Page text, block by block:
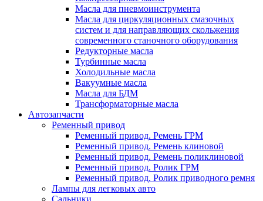
Масла для пневмоинструмента
Масла для циркуляционных смазочных
систем и для направляющих скольжения
современного станочного оборудования
Редукторные масла
Турбинные масла
Холодильные масла
Вакуумные масла
Масла для БДМ
Трансформаторные масла
Автозапчасти
Ременный привод
Ременный привод. Ремень ГРМ
Ременный привод. Ремень клиновой
Ременный привод. Ремень поликлиновой
Ременный привод. Ролик ГРМ
Ременный привод. Ролик приводного ремня
Лампы для легковых авто
Сальники